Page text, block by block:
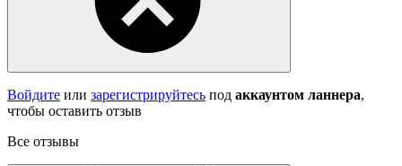
Войдите или зарегистрируйтесь под аккаунтом ланнера,
чтобы оставить отзыв
Все отзывы